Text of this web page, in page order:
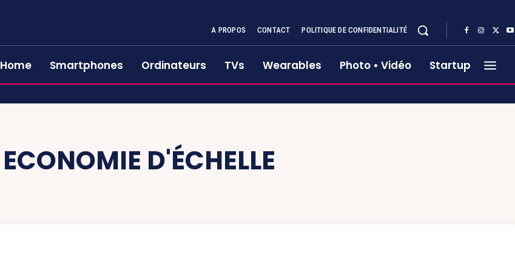
A PROPOS CONTACT POLITIQUE DE CONFIDENTIALITÉ
Home Smartphones Ordinateurs TVs Wearables Photo • Vidéo Startup
ECONOMIE D'ÉCHELLE